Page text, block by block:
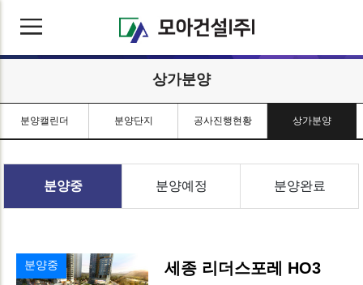
상가분양
분양캘린더 분양단지 공사진행현황 상가분양
분양중 분양예정 분양완료
분양중 세종 리더스포레 HO3